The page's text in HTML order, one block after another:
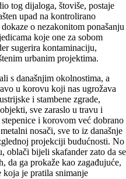
tog dijaloga, štoviše, postaje
upad na kontrolirano
o nezakonitom ponašanju
koje one za sobom
sugerira kontaminaciju,
urbanim projektima.
s današnjim okolnostima, a
u korovu koji nas ugrožava
i stambene zgrade,
sve zaraslo u travu i
i korovom već dobrano
nosači, sve to iz današnje
projekciji budućnosti. No
oblači bijeli skafander zato da se
da ga prokaže kao zagađujuće,
koja je pratila snimanje